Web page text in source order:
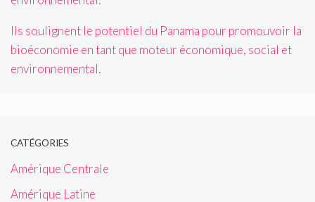
Ils soulignent le potentiel du Panama pour promouvoir la
bioéconomie en tant que moteur économique, social et
environnemental.
CATÉGORIES
Amérique Centrale
Amérique Latine